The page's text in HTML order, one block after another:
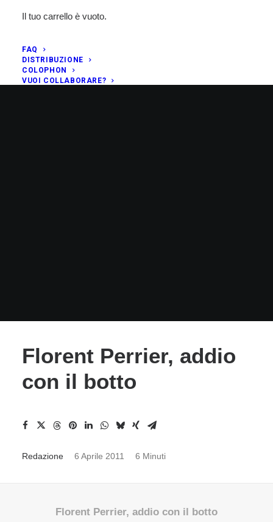
Il tuo carrello è vuoto.
FAQ
DISTRIBUZIONE
COLOPHON
VUOI COLLABORARE?
Florent Perrier, addio
con il botto
Redazione 6 Aprile 2011 6 Minuti
Florent Perrier, addio con il botto